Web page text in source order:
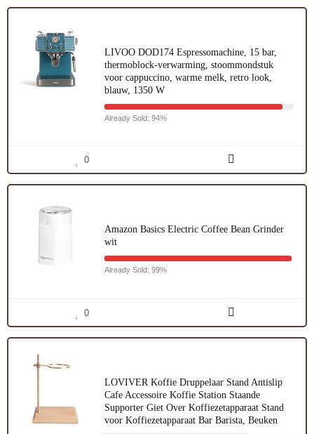
LIVOO DOD174 Espressomachine, 15 bar,
thermoblock-verwarming, stoommondstuk
voor cappuccino, warme melk, retro look,
blauw, 1350 W
Already Sold: 94%
0
Amazon Basics Electric Coffee Bean Grinder
wit
Already Sold: 99%
0
LOVIVER Koffie Druppelaar Stand Antislip
Cafe Accessoire Koffie Station Staande
Supporter Giet Over Koffiezetapparaat Stand
voor Koffiezetapparaat Bar Barista, Beuken